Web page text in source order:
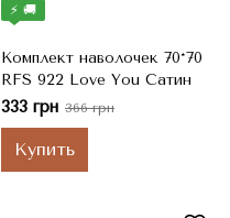
⚡ 🚚
Комплект наволочек 70*70
RFS 922 Love You Сатин
333 грн 366 грн
Купить